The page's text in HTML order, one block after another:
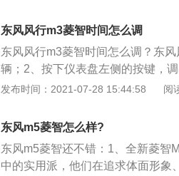
车发动机选择采用正时链条系统。
维修等优点，可以克服齿轮传动和
正时皮带的作用基本一致，但是两
比，正时皮带的结构较简单，安装
加，皮带容易磨损的老化，需要定
东风风行m3菱智时间怎么调
东风风行m3菱智时间怎么调？东
辆；2、按下仪表盘左侧的按键，
按键调节时间即可。汽车的方向盘
上一般设有：多媒体按键、音量调
按键、危险警报灯按键等。由于车
发布时间：2021-07-28 15:44:58 阅
东风m5菱智怎么样?
东风m5菱智还不错：1、全新菱智
中的实用派，他们在追求体面形象